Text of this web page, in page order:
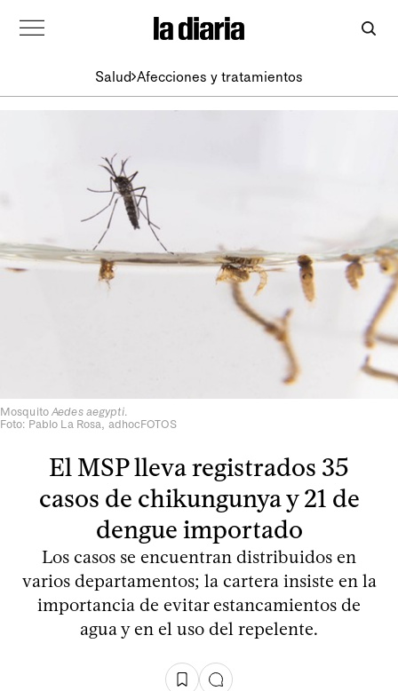
Salud Afecciones y tratamientos
MosquitoAedes aegypti.
Foto: Pablo La Rosa, adhocFOTOS
El MSP lleva registrados 35
casos de chikungunya y 21 de
dengue importado
Los casos se encuentran distribuidos en
varios departamentos; la cartera insiste en la
importancia de evitar estancamientos de
agua y en el uso del repelente.